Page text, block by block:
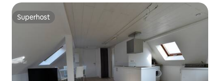
Superhost
Superhost